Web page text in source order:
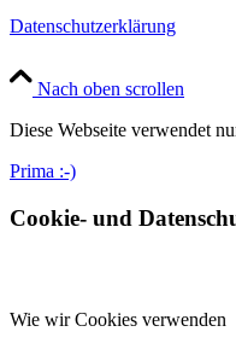
Datenschutzerklärung
Nach oben scrollen
Diese Webseite verwendet
Prima :-)
Cookie- und
Wie wir Cookies verwenden